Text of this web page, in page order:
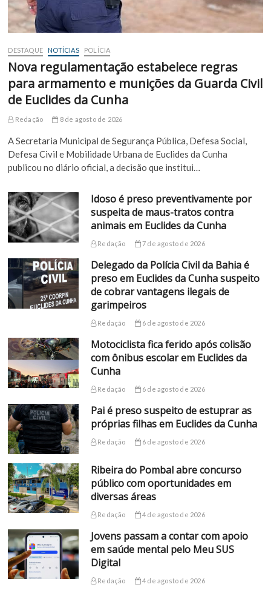
DESTAQUE NOTÍCIAS POLÍCIA
Nova regulamentação estabelece regras
para armamento e munições da Guarda Civil
de Euclides da Cunha
Redação 8 de agosto de 2026
A Secretaria Municipal de Segurança Pública, Defesa Social,
Defesa Civil e Mobilidade Urbana de Euclides da Cunha
publicou no diário oficial, a decisão que institui…
Idoso é preso preventivamente por
suspeita de maus-tratos contra
animais em Euclides da Cunha
Redação 7 de agosto de 2026
Delegado da Polícia Civil da Bahia é
preso em Euclides da Cunha suspeito
de cobrar vantagens ilegais de
garimpeiros
Redação 6 de agosto de 2026
Motociclista fica ferido após colisão
com ônibus escolar em Euclides da
Cunha
Redação 6 de agosto de 2026
Pai é preso suspeito de estuprar as
próprias filhas em Euclides da Cunha
Redação 6 de agosto de 2026
Ribeira do Pombal abre concurso
público com oportunidades em
diversas áreas
Redação 4 de agosto de 2026
Jovens passam a contar com apoio
em saúde mental pelo Meu SUS
Digital
Redação 4 de agosto de 2026